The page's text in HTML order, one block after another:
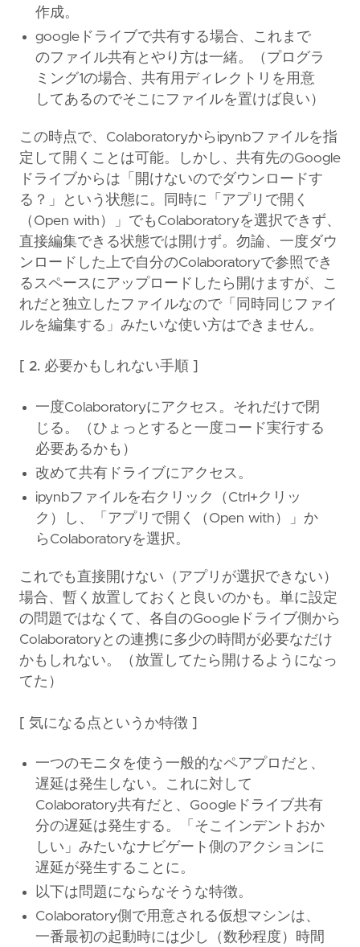
作成。
googleドライブで共有する場合、これまで
のファイル共有とやり方は一緒。（プログラ
ミング1の場合、共有用ディレクトリを用意
してあるのでそこにファイルを置けば良い）
この時点で、Colaboratoryからipynbファイルを指
定して開くことは可能。しかし、共有先のGoogle
ドライブからは「開けないのでダウンロードす
る？」という状態に。同時に「アプリで開く
（Open with）」でもColaboratoryを選択できず、
直接編集できる状態では開けず。勿論、一度ダウ
ンロードした上で自分のColaboratoryで参照でき
るスペースにアップロードしたら開けますが、こ
れだと独立したファイルなので「同時同じファイ
ルを編集する」みたいな使い方はできません。
[ 2. 必要かもしれない手順 ]
一度Colaboratoryにアクセス。それだけで閉
じる。（ひょっとすると一度コード実行する
必要あるかも）
改めて共有ドライブにアクセス。
ipynbファイルを右クリック（Ctrl+クリッ
ク）し、「アプリで開く（Open with）」か
らColaboratoryを選択。
これでも直接開けない（アプリが選択できない）
場合、暫く放置しておくと良いのかも。単に設定
の問題ではなくて、各自のGoogleドライブ側から
Colaboratoryとの連携に多少の時間が必要なだけ
かもしれない。（放置してたら開けるようになっ
てた）
[ 気になる点というか特徴 ]
一つのモニタを使う一般的なペアプロだと、
遅延は発生しない。これに対して
Colaboratory共有だと、Googleドライブ共有
分の遅延は発生する。「そこインデントおか
しい」みたいなナビゲート側のアクションに
遅延が発生することに。
以下は問題にならなそうな特徴。
Colaboratory側で用意される仮想マシンは、
一番最初の起動時には少し（数秒程度）時間